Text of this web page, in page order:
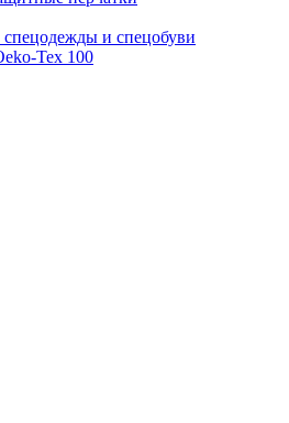
и спецобуви
Tex 100